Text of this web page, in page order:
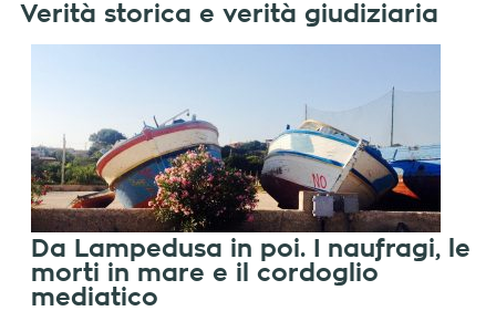
Verità storica e verità giudiziaria
Da Lampedusa in poi. I naufragi, le
morti in mare e il cordoglio
mediatico